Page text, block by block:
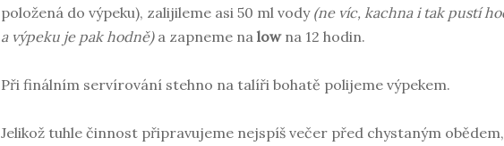
položená do výpeku), zalijileme asi 50 ml vody (ne víc, kachna i tak pustí
a výpeku je pak hodně)a zapneme na lowna 12 hodin.
Při finálním servírování stehno na talíři bohatě polijeme výpekem.
Jelikož tuhle činnost připravujeme nejspíš večer před chystaným